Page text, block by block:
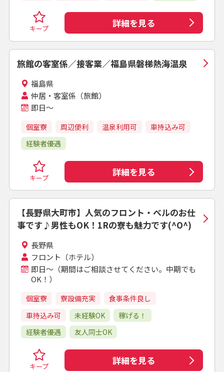
キープ 詳細を見る
旅館の客室係／接客業／福島県磐梯熱海温泉
福島県
仲居・客室係（旅館）
即日～
個室寮 周辺便利 温泉利用可
車持込み可
経験者優遇
キープ 詳細を見る
【長野県大町市】人気のフロント・ベルのお仕
事です♪男性もOK！1Rの寮も魅力です(^O^)
長野県
フロント（ホテル）
即日～（期間はご相談させてください。中期でも
OK！）
個室寮 寮設備充実
食事条件良し
車持込み可
未経験OK
稼げる！
経験者優遇
友人同士OK
キープ 詳細を見る